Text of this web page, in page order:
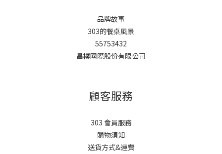
品牌故事
303的餐桌風景
55753432
昌樸國際股份有限公司
顧客服務
303 會員服務
購物須知
送貨方式&運費